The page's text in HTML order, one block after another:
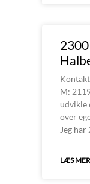
M:
udvikle
over
Jeg har
LÆS